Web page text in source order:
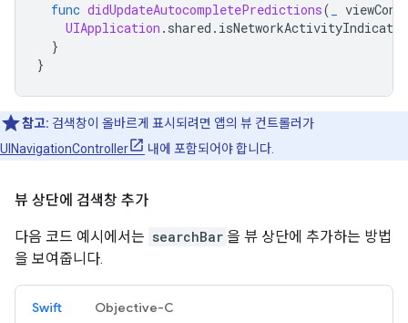
func didUpdateAutocompletePredictions(
UIApplication . shared .
}
}
참고: 검색창이 올바르게 표시되려면 앱의 뷰 컨트롤러가
UINavigationController
내에 포함되어야 합니다.
뷰 상단에 검색창 추가
다음 코드 예시에서는 searchBar 을 뷰 상단에 추가하는 방법
을 보여줍니다.
Swift Objective-C